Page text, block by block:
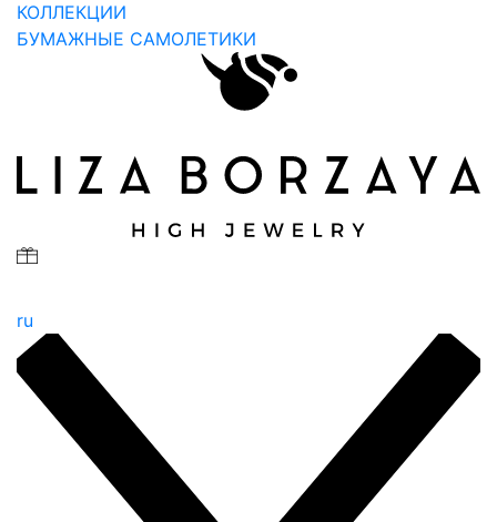
КОЛЛЕКЦИИ
БУМАЖНЫЕ САМОЛЕТИКИ
ru